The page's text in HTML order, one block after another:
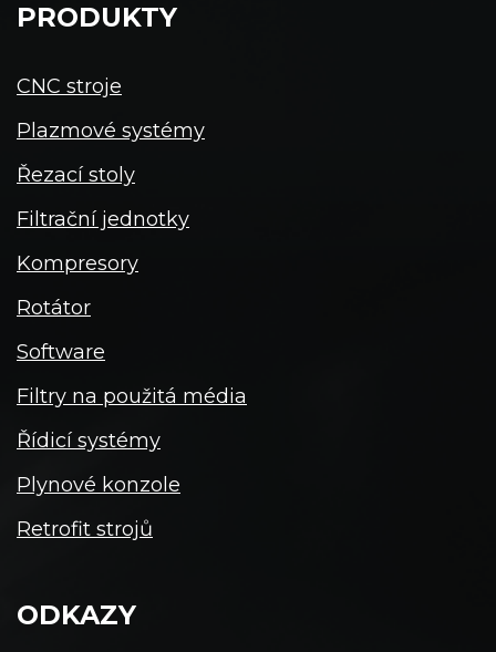
PRODUKTY
CNC stroje
Plazmové systémy
Řezací stoly
Filtrační jednotky
Kompresory
Rotátor
Software
Filtry na použitá média
Řídicí systémy
Plynové konzole
Retrofit strojů
ODKAZY